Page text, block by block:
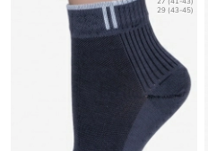
29 (43-45)